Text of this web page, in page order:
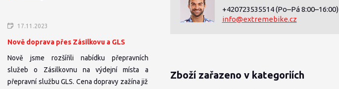
17.11.2023
Nově doprava přes Zásilkovu a GLS
Nově jsme rozšířili nabídku přepravních
služeb o Zásilkovnu na výdejní místa a
přepravní službu GLS. Cena dopravy zažína již
+420723535514(Po–Pá 8:00–16:00)
info@extremebike.cz
Zboží zařazeno v kategoriích